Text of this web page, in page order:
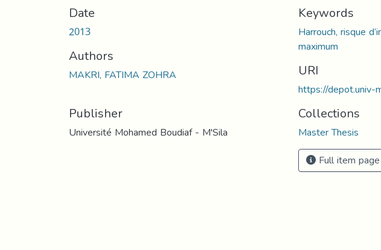
Date
2013
Authors
MAKRI, FATIMA ZOHRA
Publisher
Université Mohamed Boudiaf - M'Sila
Keywords
Harrouch, risque
maximum
URI
https://depot.univ-
Collections
Master Thesis
Full item page